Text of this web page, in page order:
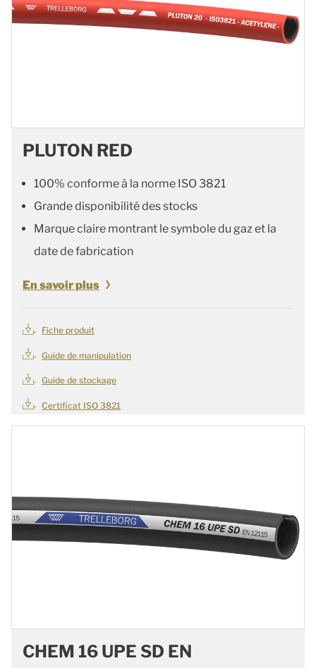
PLUTON RED
100% conforme à la norme ISO 3821
Grande disponibilité des stocks
Marque claire montrant le symbole du gaz et la
date de fabrication
En savoir plus
Fiche produit
Guide de manipulation
Guide de stockage
Certificat ISO 3821
CHEM 16 UPE SD EN